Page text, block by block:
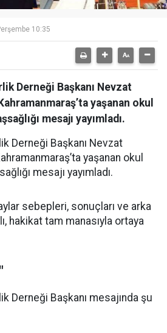
10:35
Derneği Başkanı Nevzat
yaşanan okul
mesajı yayımladı.
Derneği Başkanı Nevzat
yaşanan okul
mesajı yayımladı.
sebepleri, sonuçları ve arka
hakikat tam manasıyla ortaya
Derneği Başkanı mesajında şu